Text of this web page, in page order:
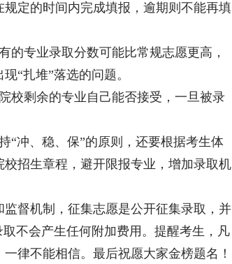
定的时间内完成填报，逾期则不能再填
专业录取分数可能比常规志愿更高，
“扎堆”落选的问题。
剩余的专业自己能否接受，一旦被录
冲、稳、保”的原则，还要根据考生体
招生章程，避开限报专业，增加录取机
督机制，征集志愿是公开征集录取，并
不会产生任何附加费用。提醒考生，凡
律不能相信。最后祝愿大家金榜题名！